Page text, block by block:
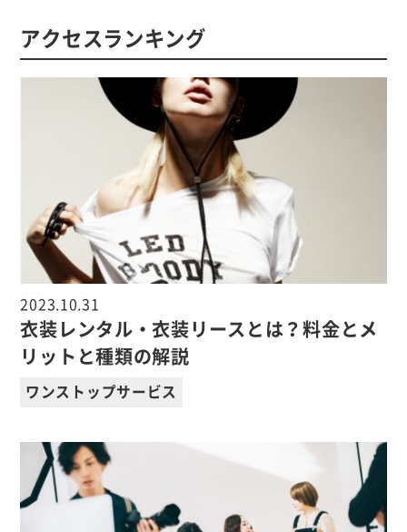
アクセスランキング
2023.10.31
衣装レンタル・衣装リースとは？料金とメ
リットと種類の解説
ワンストップサービス